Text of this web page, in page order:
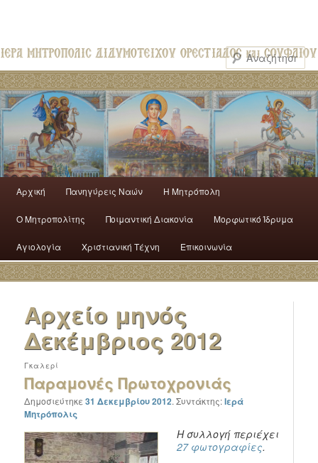
Αρχική Πανηγύρεις Ναών H Mητρόπολη
Ο Mητροπολίτης Ποιμαντική Διακονία Μορφωτικό Ίδρυμα
Αγιολογία Χριστιανική Τέχνη Επικοινωνία
Αρχείο μηνός
Δεκέμβριος 2012
Παραμονές Πρωτοχρονιάς
Γκαλερί
Δημοσιεύτηκε31 Δεκεμβρίου 2012.Συντάκτης:Ιερά
Μητρόπολις
Η συλλογή περιέχει
27 φωτογραφίες.